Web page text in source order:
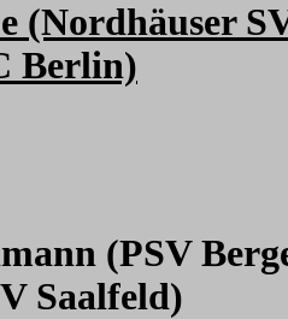
(Nordhäuser
Berlin)
(PSV
Saalfeld)